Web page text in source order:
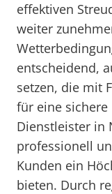
effektiven
weiter
entscheidend,
setzen, die mit
für eine sichere
Dienstleister in
professionell
Kunden ein
bieten. Durch